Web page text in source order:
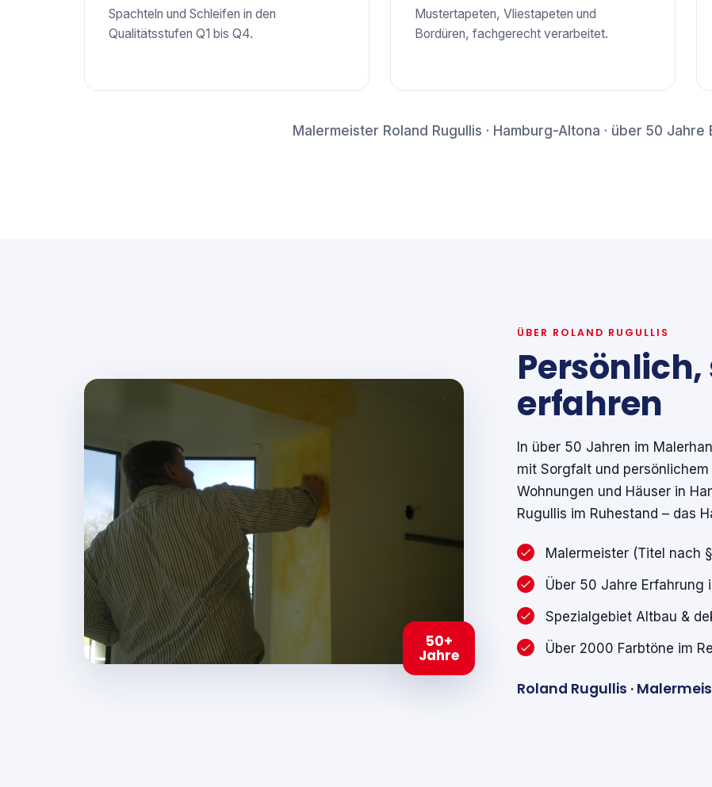
Spachteln und Schleifen in den
Qualitätsstufen Q1 bis Q4.
Mustertapeten, Vliestapeten und
Bordüren, fachgerecht verarbeitet.
Malermeister Roland Rugullis · Hamburg-Altona · über 50 Jahre
50+
Jahre
ÜBER ROLAND RUGULLIS
erfahren
In über 50 Jahren im
mit Sorgfalt und
Wohnungen und Häuser in
Rugullis im Ruhestand – das
Malermeister (Titel nach
Über 50 Jahre Erfahrung
Spezialgebiet Altbau &
Über 2000 Farbtöne im
Roland Rugullis ·